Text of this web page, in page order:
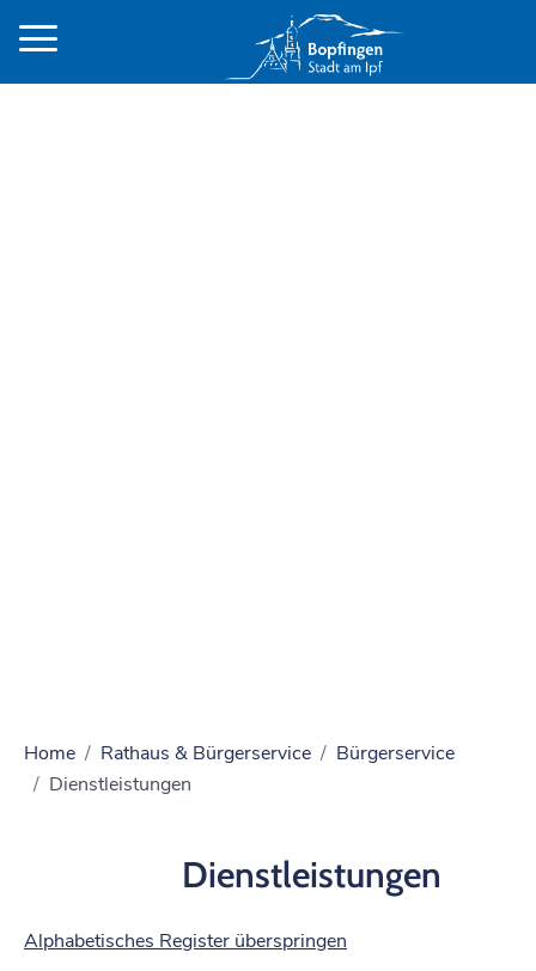
Home Rathaus & Bürgerservice
Bürgerservice
Dienstleistungen
Dienstleistungen
Alphabetisches Register überspringen